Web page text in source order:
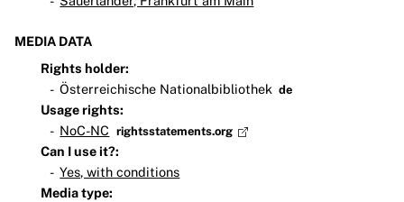
MEDIA DATA
Rights holder:
Österreichische Nationalbibliothek de
Usage rights:
NoC-NC rightsstatements.org
Can I use it?:
Yes, with conditions
Media type: